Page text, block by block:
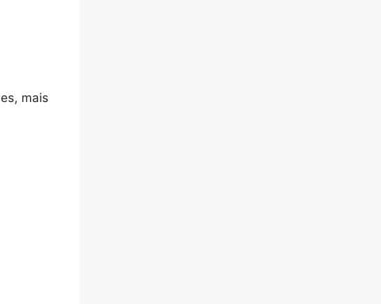
mais